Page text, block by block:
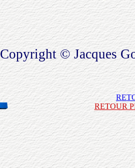
Copyright © Jacques
RETOUR